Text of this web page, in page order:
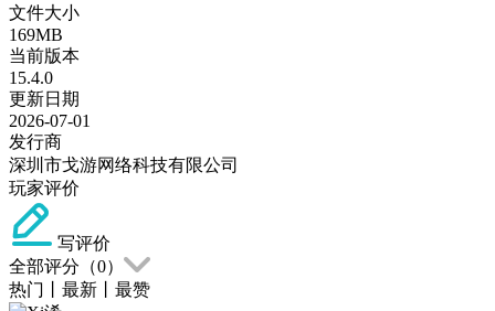
文件大小
169MB
当前版本
15.4.0
更新日期
2026-07-01
发行商
深圳市戈游网络科技有限公司
玩家评价
写评价
全部评分（0）
热门
最新 最赞